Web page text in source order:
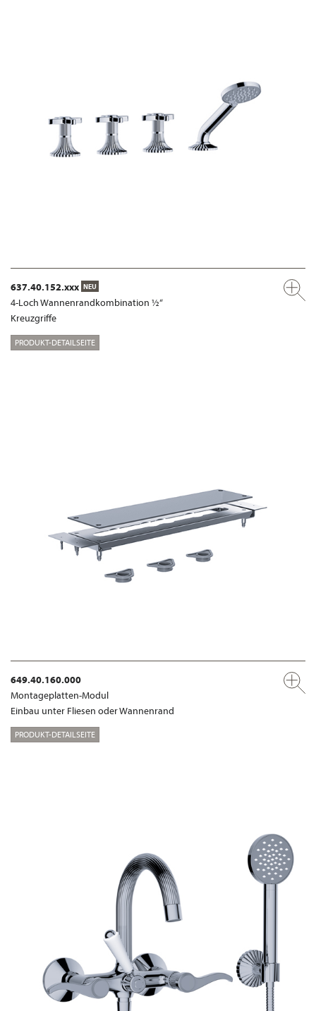
637.40.152.xxx NEU
4-Loch Wannenrandkombination ½“
Kreuzgriffe
PRODUKT-DETAILSEITE
649.40.160.000
Montageplatten-Modul
Einbau unter Fliesen oder Wannenrand
PRODUKT-DETAILSEITE